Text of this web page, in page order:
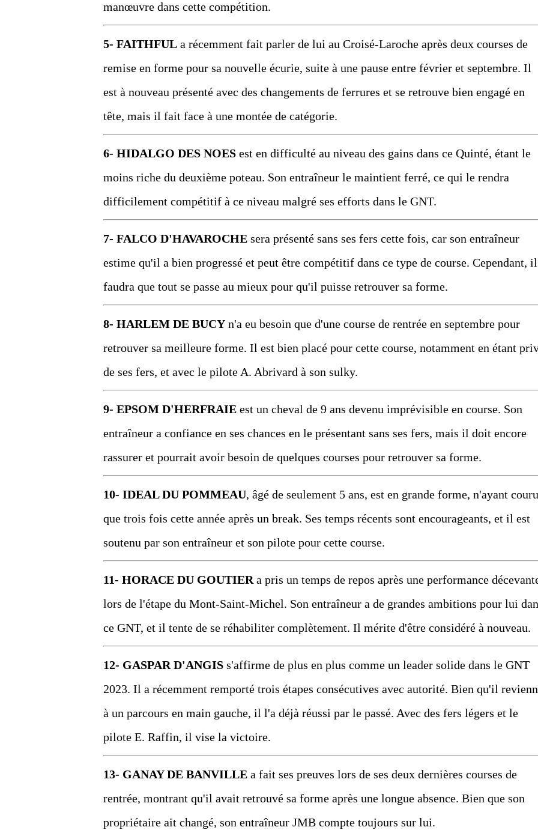
manœuvre dans cette compétition.
5- FAITHFUL a récemment fait parler de lui au Croisé-Laroche après deux courses de
remise en forme pour sa nouvelle écurie, suite à une pause entre février et septembre. Il
est à nouveau présenté avec des changements de ferrures et se retrouve bien engagé en
tête, mais il fait face à une montée de catégorie.
6- HIDALGO DES NOES est en difficulté au niveau des gains dans ce Quinté, étant le
moins riche du deuxième poteau. Son entraîneur le maintient ferré, ce qui le rendra
difficilement compétitif à ce niveau malgré ses efforts dans le GNT.
7- FALCO D'HAVAROCHE sera présenté sans ses fers cette fois, car son entraîneur
estime qu'il a bien progressé et peut être compétitif dans ce type de course. Cependant, il
faudra que tout se passe au mieux pour qu'il puisse retrouver sa forme.
8- HARLEM DE BUCY n'a eu besoin que d'une course de rentrée en septembre pour
retrouver sa meilleure forme. Il est bien placé pour cette course, notamment en étant
de ses fers, et avec le pilote A. Abrivard à son sulky.
9- EPSOM D'HERFRAIE est un cheval de 9 ans devenu imprévisible en course. Son
entraîneur a confiance en ses chances en le présentant sans ses fers, mais il doit encore
rassurer et pourrait avoir besoin de quelques courses pour retrouver sa forme.
10- IDEAL DU POMMEAU, âgé de seulement 5 ans, est en grande forme, n'ayant couru
que trois fois cette année après un break. Ses temps récents sont encourageants, et il est
soutenu par son entraîneur et son pilote pour cette course.
11- HORACE DU GOUTIER a pris un temps de repos après une performance
lors de l'étape du Mont-Saint-Michel. Son entraîneur a de grandes ambitions pour lui
ce GNT, et il tente de se réhabiliter complètement. Il mérite d'être considéré à nouveau.
12- GASPAR D'ANGIS s'affirme de plus en plus comme un leader solide dans le GNT
2023. Il a récemment remporté trois étapes consécutives avec autorité. Bien qu'il
à un parcours en main gauche, il l'a déjà réussi par le passé. Avec des fers légers et le
pilote E. Raffin, il vise la victoire.
13- GANAY DE BANVILLE a fait ses preuves lors de ses deux dernières courses de
rentrée, montrant qu'il avait retrouvé sa forme après une longue absence. Bien que son
propriétaire ait changé, son entraîneur JMB compte toujours sur lui.